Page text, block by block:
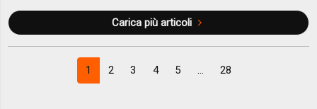
Carica più articoli
1 2 3 4 5 ... 28